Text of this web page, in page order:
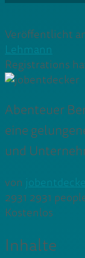
Veröffentlicht
Lehmann
Registrations
Abenteuer
eine
und
von
2931 2931
Kostenlos
Inhalte